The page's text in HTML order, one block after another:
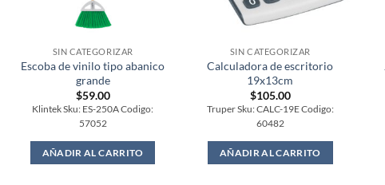
SIN CATEGORIZAR
Escoba de vinilo tipo abanico
grande
$59.00
Klintek Sku: ES-250A Codigo:
57052
AÑADIR AL CARRITO
SIN CATEGORIZAR
Calculadora de escritorio
19x13cm
$105.00
Truper Sku: CALC-19E Codigo:
60482
AÑADIR AL CARRITO